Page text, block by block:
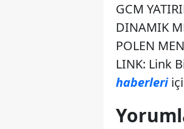
GCM
DINAMIK
POLEN
LINK: Link
haberleri